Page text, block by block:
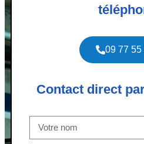
09 77 55
Contact direct